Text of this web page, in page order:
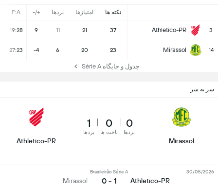
نکته ها امتیازها بردها +/-
F:A
3
Athletico-PR
37
21
11
9
19:28
14
Mirassol
23
20
6
-4
27:23
جدول و جایگاه Série A
سر به سر
Mirassol
0
بردها
0
باخت ها
1
بردها
Athletico-PR
Athletico-PR
Brasileirão Série A
1 - 0
Mirassol
30/05/2026